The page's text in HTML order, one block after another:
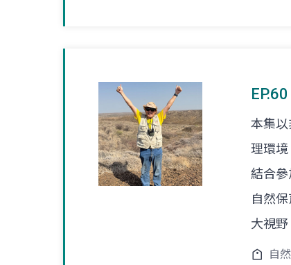
本集
理環
結合參
自然
大視野
自